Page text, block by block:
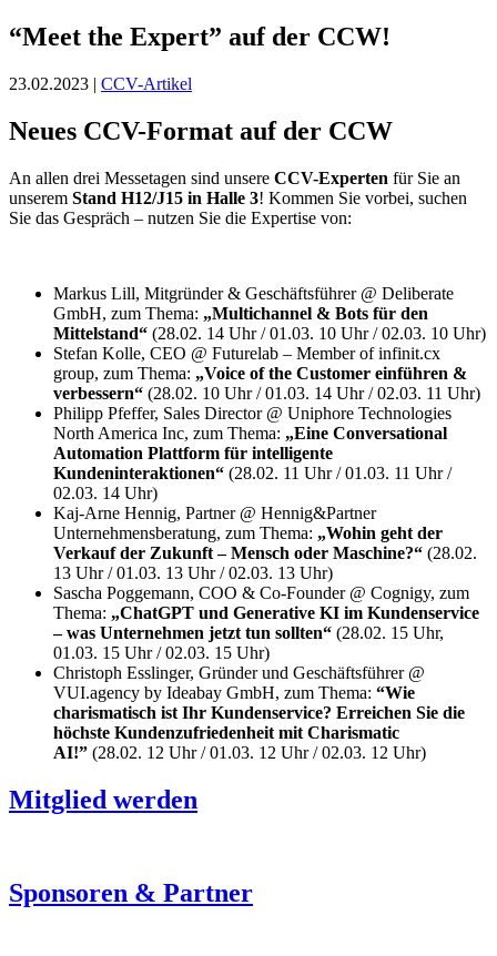
“Meet the Expert” auf der CCW!
23.02.2023 | CCV-Artikel
Neues CCV-Format auf der CCW
An allen drei Messetagen sind unsere CCV-Experten für Sie an
unserem Stand H12/J15 in Halle 3! Kommen Sie vorbei, suchen
Sie das Gespräch – nutzen Sie die Expertise von:
Markus Lill, Mitgründer & Geschäftsführer @ Deliberate
GmbH, zum Thema: „Multichannel & Bots für den
Mittelstand“ (28.02. 14 Uhr / 01.03. 10 Uhr / 02.03. 10 Uhr)
Stefan Kolle, CEO @ Futurelab – Member of infinit.cx
group, zum Thema: „Voice of the Customer einführen &
verbessern“ (28.02. 10 Uhr / 01.03. 14 Uhr / 02.03. 11 Uhr)
Philipp Pfeffer, Sales Director @ Uniphore Technologies
North America Inc, zum Thema: „Eine Conversational
Automation Plattform für intelligente
Kundeninteraktionen“ (28.02. 11 Uhr / 01.03. 11 Uhr /
02.03. 14 Uhr)
Kaj-Arne Hennig, Partner @ Hennig&Partner
Unternehmensberatung, zum Thema: „Wohin geht der
Verkauf der Zukunft – Mensch oder Maschine?“ (28.02.
13 Uhr / 01.03. 13 Uhr / 02.03. 13 Uhr)
Sascha Poggemann, COO & Co-Founder @ Cognigy, zum
Thema: „ChatGPT und Generative KI im Kundenservice
– was Unternehmen jetzt tun sollten“ (28.02. 15 Uhr,
01.03. 15 Uhr / 02.03. 15 Uhr)
Christoph Esslinger, Gründer und Geschäftsführer @
VUI.agency by Ideabay GmbH, zum Thema: “Wie
charismatisch ist Ihr Kundenservice? Erreichen Sie die
höchste Kundenzufriedenheit mit Charismatic
AI!” (28.02. 12 Uhr / 01.03. 12 Uhr / 02.03. 12 Uhr)
Mitglied werden
Sponsoren & Partner